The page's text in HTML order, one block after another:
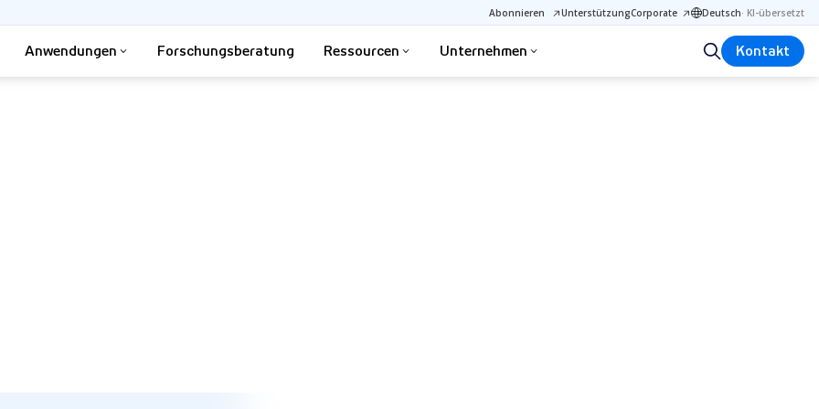
Abonnieren UnterstützungCorporate Deutsch· KI-übersetzt
Anwendungen Forschungsberatung Ressourcen Unternehmen Kontakt